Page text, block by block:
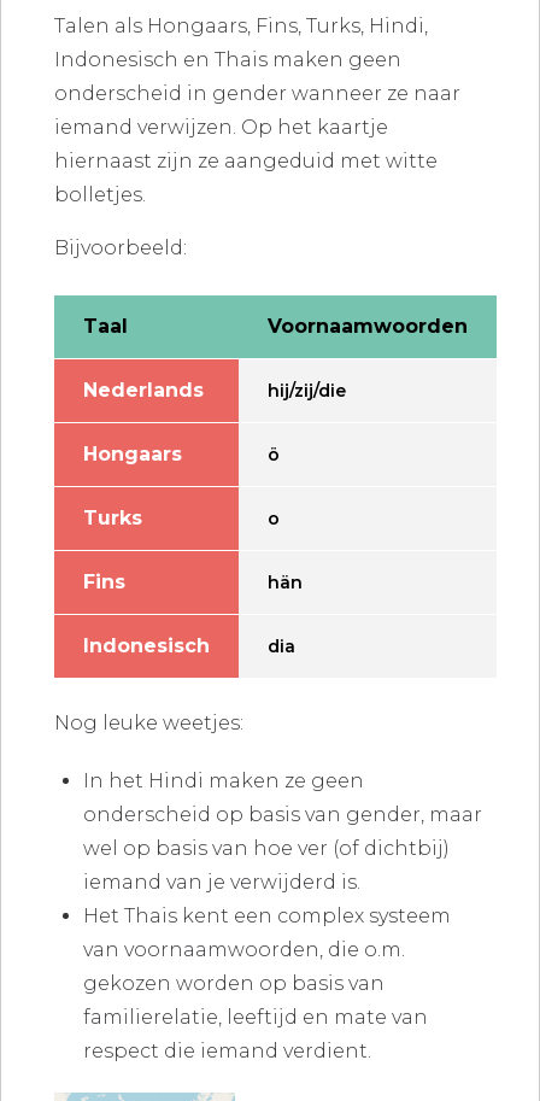
Talen als Hongaars, Fins, Turks, Hindi,
Indonesisch en Thais maken geen
onderscheid in gender wanneer ze naar
iemand verwijzen. Op het kaartje
hiernaast zijn ze aangeduid met witte
bolletjes.
Bijvoorbeeld:
Taal Voornaamwoorden
Nederlands hij/zij/die
Hongaars ö
Turks o
Fins hän
Indonesisch dia
Nog leuke weetjes:
In het Hindi maken ze geen
onderscheid op basis van gender, maar
wel op basis van hoe ver (of dichtbij)
iemand van je verwijderd is.
Het Thais kent een complex systeem
van voornaamwoorden, die o.m.
gekozen worden op basis van
familierelatie, leeftijd en mate van
respect die iemand verdient.